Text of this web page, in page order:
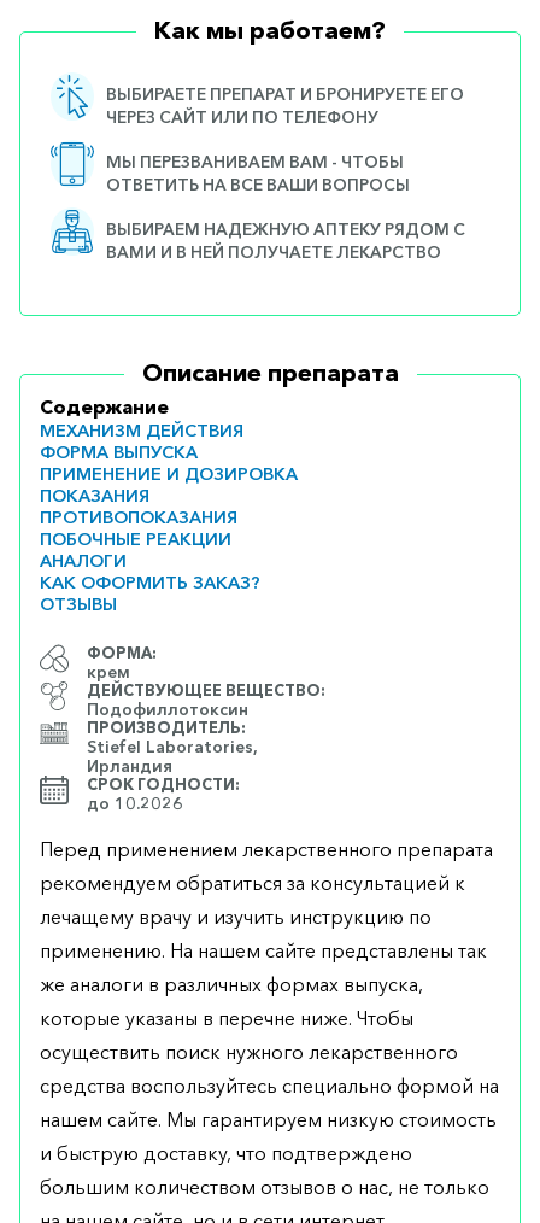
Как мы работаем?
ВЫБИРАЕТЕ ПРЕПАРАТ И БРОНИРУЕТЕ ЕГО
ЧЕРЕЗ САЙТ ИЛИ ПО ТЕЛЕФОНУ
МЫ ПЕРЕЗВАНИВАЕМ ВАМ - ЧТОБЫ
ОТВЕТИТЬ НА ВСЕ ВАШИ ВОПРОСЫ
ВЫБИРАЕМ НАДЕЖНУЮ АПТЕКУ РЯДОМ С
ВАМИ И В НЕЙ ПОЛУЧАЕТЕ ЛЕКАРСТВО
Описание препарата
Содержание
МЕХАНИЗМ ДЕЙСТВИЯ
ФОРМА ВЫПУСКА
ПРИМЕНЕНИЕ И ДОЗИРОВКА
ПОКАЗАНИЯ
ПРОТИВОПОКАЗАНИЯ
ПОБОЧНЫЕ РЕАКЦИИ
АНАЛОГИ
КАК ОФОРМИТЬ ЗАКАЗ?
ОТЗЫВЫ
ФОРМА:
крем
ДЕЙСТВУЮЩЕЕ ВЕЩЕСТВО:
Подофиллотоксин
ПРОИЗВОДИТЕЛЬ:
Stiefel Laboratories,
Ирландия
СРОК ГОДНОСТИ:
до 10.2026
Перед применением лекарственного препарата
рекомендуем обратиться за консультацией к
лечащему врачу и изучить инструкцию по
применению. На нашем сайте представлены так
же аналоги в различных формах выпуска,
которые указаны в перечне ниже. Чтобы
осуществить поиск нужного лекарственного
средства воспользуйтесь специально формой на
нашем сайте. Мы гарантируем низкую стоимость
и быструю доставку, что подтверждено
большим количеством отзывов о нас, не только